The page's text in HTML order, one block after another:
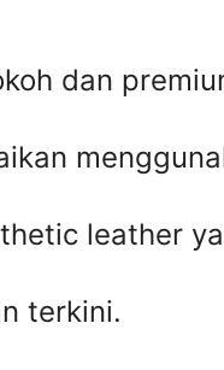
dan
leather
terkini.